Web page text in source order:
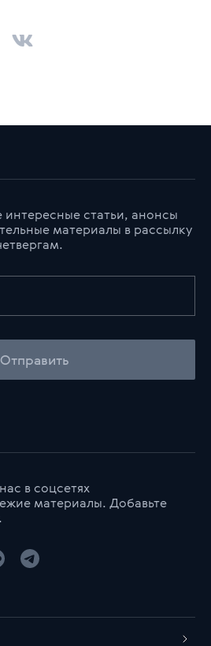
статьи, анонсы
материалы в рассылку
Отправить
в соцсетях
материалы. Добавьте